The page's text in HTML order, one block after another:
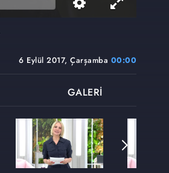
6 Eylül 2017, Çarşamba 00:00
GALERİ